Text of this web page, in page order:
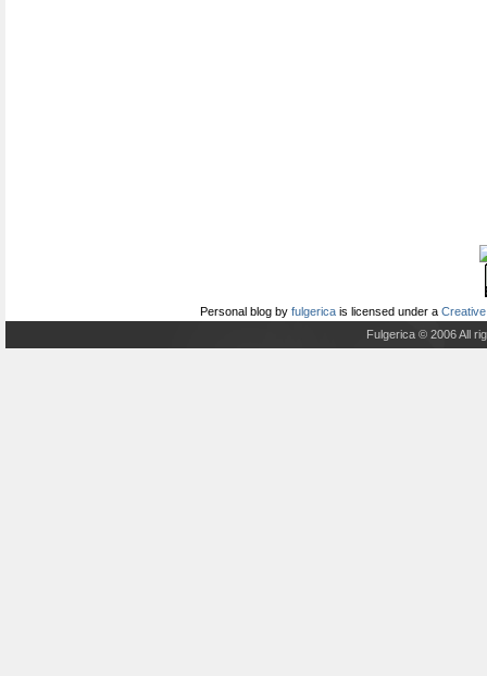
Personal blog by fulgerica is licensed under a
Fulgerica © 2006 All